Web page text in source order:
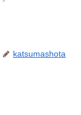
katsumashota